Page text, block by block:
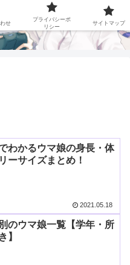
ch
わかるウマ娘の身長・体
ーサイズまとめ！
2021.05.18
のウマ娘一覧【学年・所
】
せ
プライバシーポ
リシー
サイトマップ